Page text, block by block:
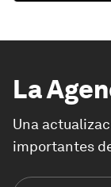
La
Una
importantes